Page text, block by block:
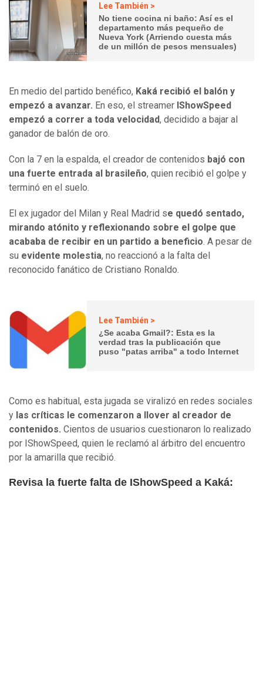
Lee También >
No tiene cocina ni baño: Así es el
departamento más pequeño de
Nueva York (Arriendo cuesta más
de un millón de pesos mensuales)
En medio del partido benéfico, Kaká recibió el balón y
empezó a avanzar. En eso, el streamer IShowSpeed
empezó a correr a toda velocidad, decidido a bajar al
ganador de balón de oro.
Con la 7 en la espalda, el creador de contenidos bajó con
una fuerte entrada al brasileño, quien recibió el golpe y
terminó en el suelo.
El ex jugador del Milan y Real Madrid se quedó sentado,
mirando atónito y reflexionando sobre el golpe que
acababa de recibir en un partido a beneficio. A pesar de
su evidente molestia, no reaccionó a la falta del
reconocido fanático de Cristiano Ronaldo.
Lee También >
¿Se acaba Gmail?: Esta es la
verdad tras la publicación que
puso "patas arriba" a todo Internet
Como es habitual, esta jugada se viralizó en redes sociales
y las críticas le comenzaron a llover al creador de
contenidos. Cientos de usuarios cuestionaron lo realizado
por IShowSpeed, quien le reclamó al árbitro del encuentro
por la amarilla que recibió.
Revisa la fuerte falta de IShowSpeed a Kaká: